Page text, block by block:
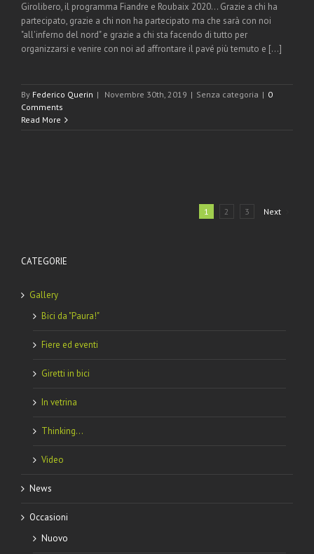
Girolibero, il programma Fiandre e Roubaix 2020... Grazie a chi ha
partecipato, grazie a chi non ha partecipato ma che sarà con noi
"all'inferno del nord" e grazie a chi sta facendo di tutto per
organizzarsi e venire con noi ad affrontare il pavé più temuto e [...]
By Federico Querin | Novembre 30th, 2019 | Senza categoria | 0
Comments
Read More
1 2 3 Next
CATEGORIE
Gallery
Bici da "Paura!"
Fiere ed eventi
Giretti in bici
In vetrina
Thinking…
Video
News
Occasioni
Nuovo